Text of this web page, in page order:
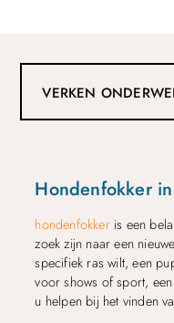
Hondenfokker
hondenfokkeris een
zoek zijn naar een
specifiek ras wilt, een
voor shows of sport,
u helpen bij het vinden
VERKEN